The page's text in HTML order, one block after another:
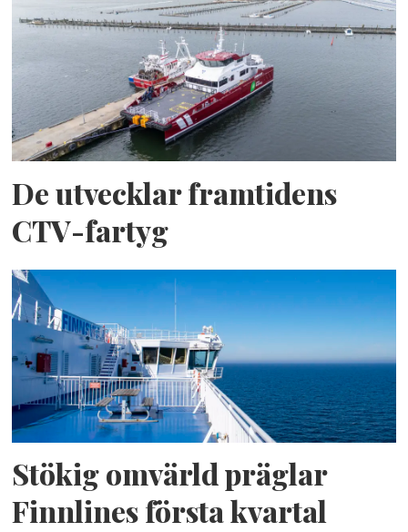
De utvecklar framtidens
CTV-fartyg
Stökig omvärld präglar
Finnlines första kvartal